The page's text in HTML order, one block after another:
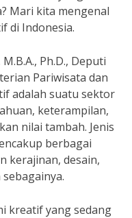
Mari kita mengenal
di Indonesia.
Ph.D., Deputi
Pariwisata dan
adalah suatu sektor
keterampilan,
nilai tambah. Jenis
berbagai
kerajinan, desain,
kreatif yang sedang